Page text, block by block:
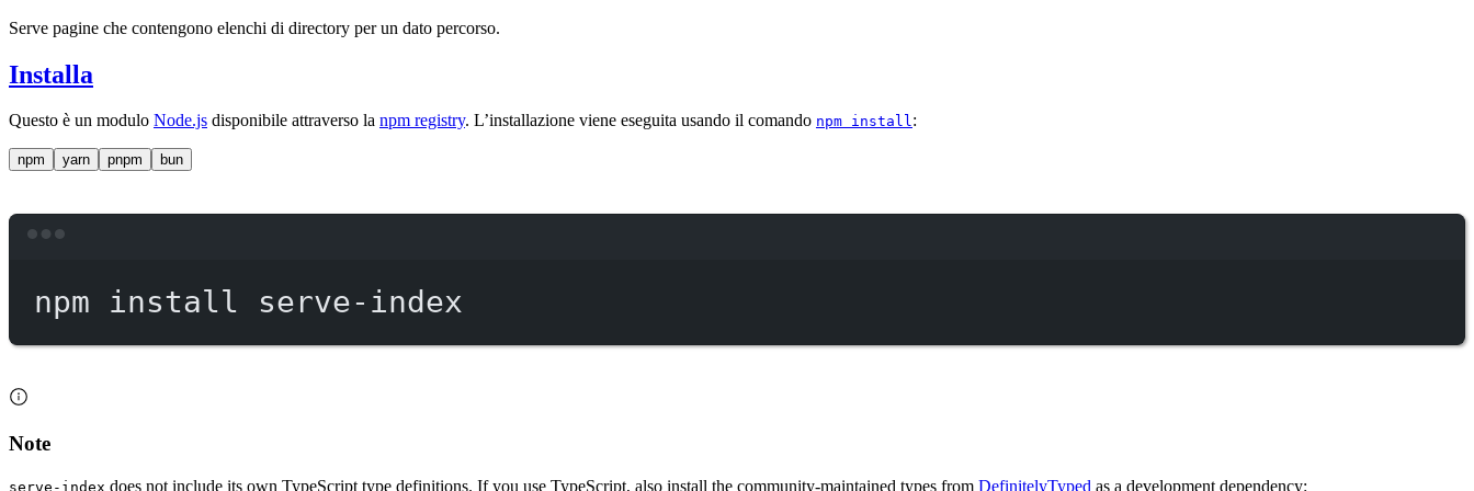
Serve pagine che contengono elenchi di directory per un dato percorso.
Installa
Questo è un modulo Node.js disponibile attraverso la npm registry. L’installazione viene eseguita usando il comando npm install:
npm yarn pnpm bun
npm install serve-index
Note
serve-index does not include its own TypeScript type definitions. If you use TypeScript, also install the community-maintained types from DefinitelyTyped as a development dependency: